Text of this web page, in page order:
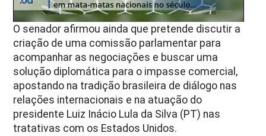
O senador afirmou ainda que pretende discutir a
criação de uma comissão parlamentar para
acompanhar as negociações e buscar uma
solução diplomática para o impasse comercial,
apostando na tradição brasileira de diálogo nas
relações internacionais e na atuação do
presidente Luiz Inácio Lula da Silva (PT) nas
tratativas com os Estados Unidos.